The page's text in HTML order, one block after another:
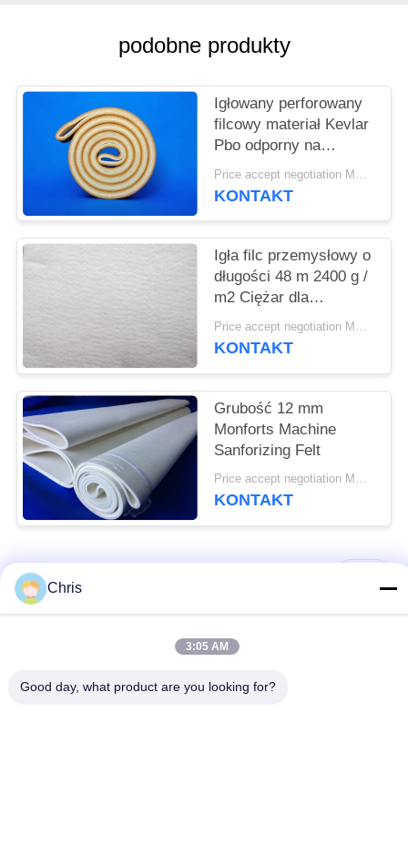
PRIVACY
POLICY
podobne produkty
Igłowany perforowany
filcowy materiał Kevlar
Pbo odporny na
wysokie temperatury Price accept negotiation MOQ:1 metr kwadratowy
KONTAKT
Igła filc przemysłowy o
długości 48 m 2400 g /
m2 Ciężar dla
przemysłu
cementowego
Price accept negotiation MOQ:Jeden szt
KONTAKT
Grubość 12 mm
Monforts Machine
Sanforizing Felt
Price accept negotiation MOQ:1 kawałek
KONTAKT
popularne kategorie
Rolki przemysłowe
Panele ekranu
Chris
3:05 AM
Good day, what product are you looking for?